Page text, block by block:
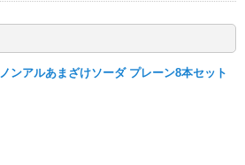
ノンアルあまざけソーダ プレーン8本セット